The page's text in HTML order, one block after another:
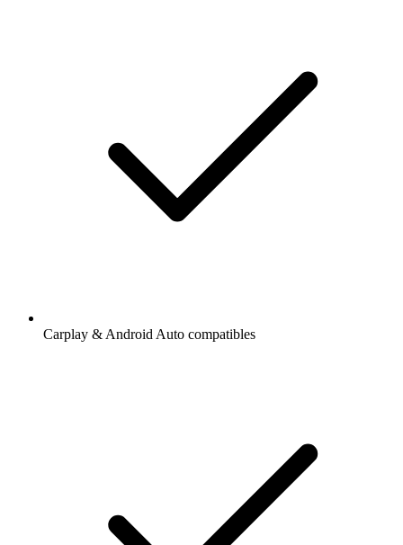
Carplay & Android Auto compatibles